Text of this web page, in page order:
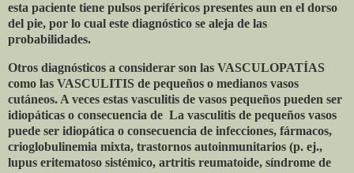
esta paciente tiene pulsos periféricos presentes aun en el dorso
del pie, por lo cual este diagnóstico se aleja de las
probabilidades.
Otros diagnósticos a considerar son las VASCULOPATÍAS
como las VASCULITIS de pequeños o medianos vasos
cutáneos. A veces estas vasculitis de vasos pequeños pueden ser
idiopáticas o consecuencia de La vasculitis de pequeños vasos
puede ser idiopática o consecuencia de infecciones, fármacos,
crioglobulinemia mixta, trastornos autoinmunitarios (p. ej.,
lupus eritematoso sistémico, artritis reumatoide, síndrome de